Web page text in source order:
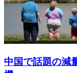
中国で話題の減